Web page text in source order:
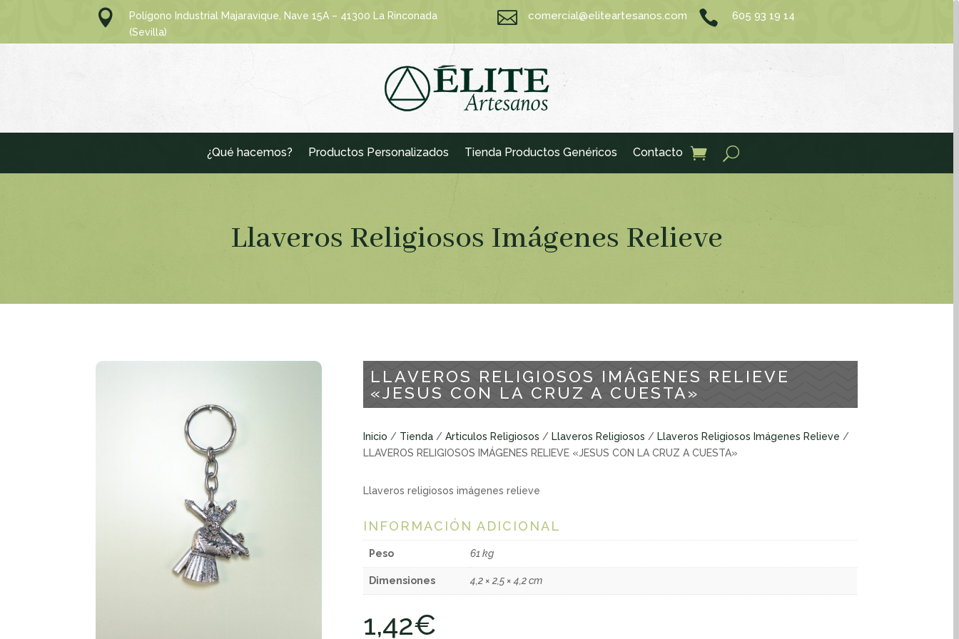

Polígono Industrial Majaravique, Nave 15A – 41300 La Rinconada
(Sevilla)
 comercial@eliteartesanos.com  605 93 19 14
¿Qué hacemos? Productos Personalizados Tienda Productos Genéricos Contacto
Llaveros Religiosos Imágenes Relieve
LLAVEROS RELIGIOSOS IMÁGENES RELIEVE
«JESUS CON LA CRUZ A CUESTA»
Inicio / Tienda /Articulos Religiosos / Llaveros Religiosos / Llaveros Religiosos Imágenes Relieve /
LLAVEROS RELIGIOSOS IMÁGENES RELIEVE «JESUS CON LA CRUZ A CUESTA»
Llaveros religiosos imágenes relieve
INFORMACIÓN ADICIONAL
Peso 61 kg
Dimensiones 4,2 × 2,5 × 4,2 cm
1,42€